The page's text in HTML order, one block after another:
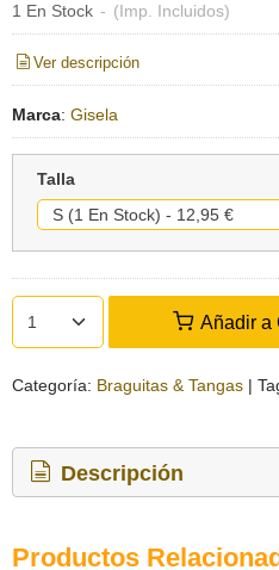
1 En Stock - (Imp. Incluidos)
Ver descripción
Marca: Gisela
Talla
Añadir a
Categoría: Braguitas & Tangas |
Descripción
Productos